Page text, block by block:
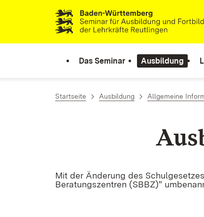
Zum Inhalt springen
Link zur Startseite
Das Seminar Ausbildung
Startseite Ausbildung Allgemeine
Mit der Änderung des
Beratungszentren (SBBZ)"